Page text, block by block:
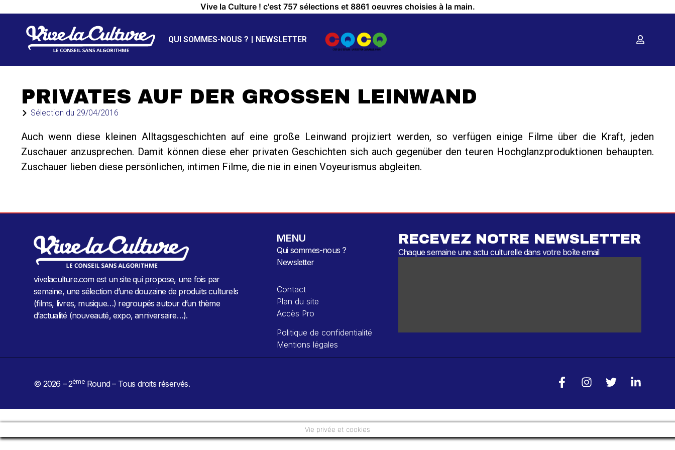
Vive la Culture ! c'est 757 sélections et 8861 oeuvres choisies à la main.
QUI SOMMES-NOUS ? NEWSLETTER
PRIVATES AUF DER GROSSEN LEINWAND
Sélection du 29/04/2016
Auch wenn diese kleinen Alltagsgeschichten auf eine große Leinwand projiziert werden, so verfügen einige Filme über die Kraft, jeden
Zuschauer anzusprechen. Damit können diese eher privaten Geschichten sich auch gegenüber den teuren Hochglanzproduktionen behaupten.
Zuschauer lieben diese persönlichen, intimen Filme, die nie in einen Voyeurismus abgleiten.
vivelaculture.com est un site qui propose, une fois par
semaine, une sélection d’une douzaine de produits culturels
(films, livres, musique…) regroupés autour d’un thème
d’actualité (nouveauté, expo, anniversaire…).
MENU
Qui sommes-nous ?
Newsletter
Contact
Plan du site
Accès Pro
Politique de confidentialité
Mentions légales
RECEVEZ NOTRE NEWSLETTER
Chaque semaine une actu culturelle dans votre boîte email
© 2026 – 2èmeRound – Tous droits réservés.
Vie privée et cookies